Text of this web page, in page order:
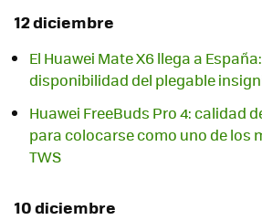
12 diciembre
El Huawei Mate X6 llega a
disponibilidad del plegable
Huawei FreeBuds Pro 4: calidad
para colocarse como uno de los
TWS
10 diciembre